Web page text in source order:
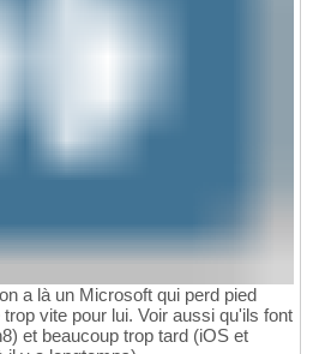
a là un Microsoft qui perd pied
vite pour lui. Voir aussi qu'ils font
et beaucoup trop tard (iOS et